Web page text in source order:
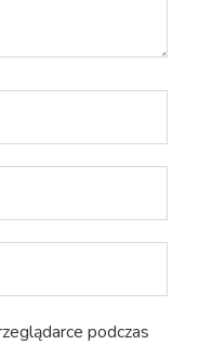
podczas